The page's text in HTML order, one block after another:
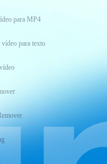
para MP4
para texto